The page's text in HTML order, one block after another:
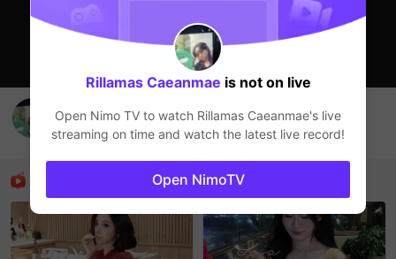
Rillamas Caeanmae
Прямые трансляции
Рекомендованные стримеры
Rillamas Caeanmae is not on live
Open Nimo TV to watch Rillamas Caeanmae's live
streaming on time and watch the latest live record!
Open NimoTV
sentinelEnd